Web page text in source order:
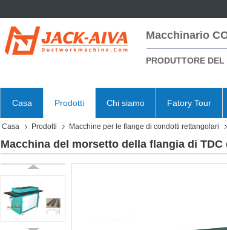
Macchinario
PRODUTTORE
Casa Prodotti Chi siamo Fatory Tour
Casa Prodotti Macchine per le flange di condotti rettangolari
Macchina del morsetto della flangia di